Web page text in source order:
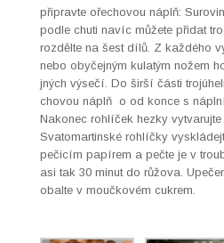
připravte oře­chovou náplň:
podle chuti navíc můžete při­dat
rozdělte na šest dílů. Z každého
nebo obyče­jným kulatým nožem
jných výsečí. Do širší části
chovou náplň o od konce s
Nakonec rohlíček hezky
Svatomartin­ské rohlíčky
pečicím papírem a pečte je v
asi tak 30 min­ut do růžo­va.
obalte v moučkovém cukrem.